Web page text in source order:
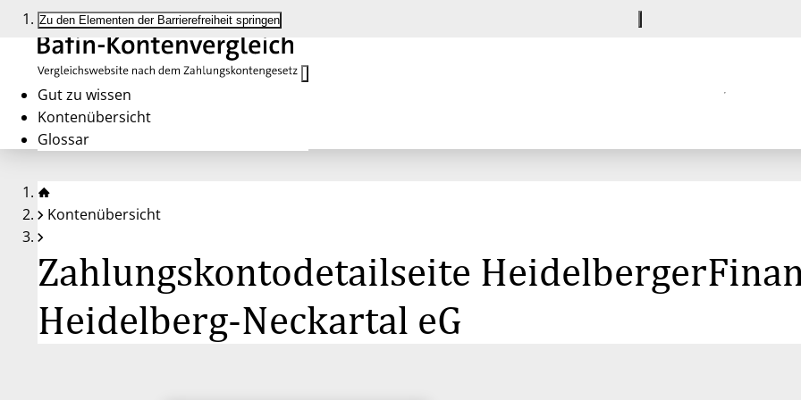
Zu den Elementen der Barrierefreiheit springen
Gut zu wissen
Kontenübersicht
Glossar
Kontenübersicht
Zahlungskontodetailseite
Heidelberg-Neckartal eG